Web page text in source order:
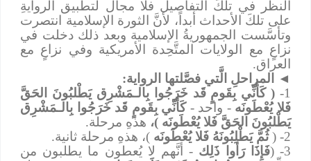
النظر في تلكَ التفاصيل فلا مجال لتطبيق الروايةِ
على تلكَ الأحداث أبداً، لأنَّ الثورة الإسلامية انتصرت
وتأسَّست الجمهوريةُ الإسلامية وبعد ذلك دخلت في
نزاعٍ مع الولايات المتَّحِدة الأمريكية وفي نزاعٍ مع
العراق.
◄المراحلِ الَّتي فصَّلتها الرواية:
( كَأَنِّي بِقَومٍ قَد خَرَجُوا بِالـمَشْرِق يَطْلبُونَ الحَقَّ
فَلا يُعْطَونَه- واحد -كَأَنِّي بِقَومٍ قَد خَرَجُوا بِالـمَشْرِق
يَطْلبُونَ الحَقَّ فَلا يُعْطَونَه )،هذهِ مرحلة.
2- (
ثُمَّ يَطْلِبُونَهُ فَلا يُعْطَونَه)، هذهِ مرحلة ثانية.
3- (
فَإِذَا رَأوا ذَلِك- أنَّهم لا يُعطون ما يطلبون من